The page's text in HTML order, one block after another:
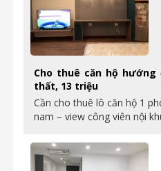
Cho thuê căn hộ
thất, 13 triệu
Cần cho thuê lô căn hộ 1
nam – view công viên nội